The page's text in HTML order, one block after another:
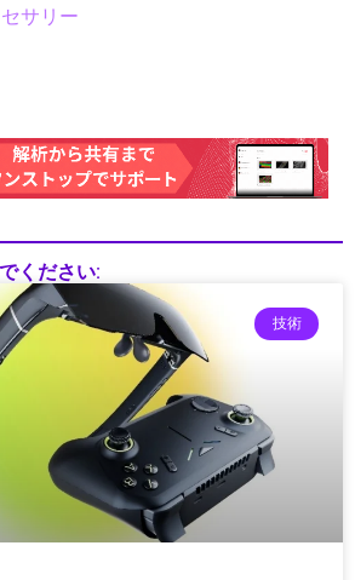
サリー
イス
機
ェクター, 4Kネイティブ, アウトド
ームシアターガジェット, ワイヤ
, 映像テクノロジー2025
オミ）
ジェット
ーム
ッドホン
ください:
技術